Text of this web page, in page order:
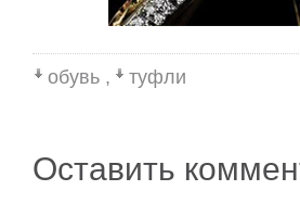
обувь , туфли
Оставить